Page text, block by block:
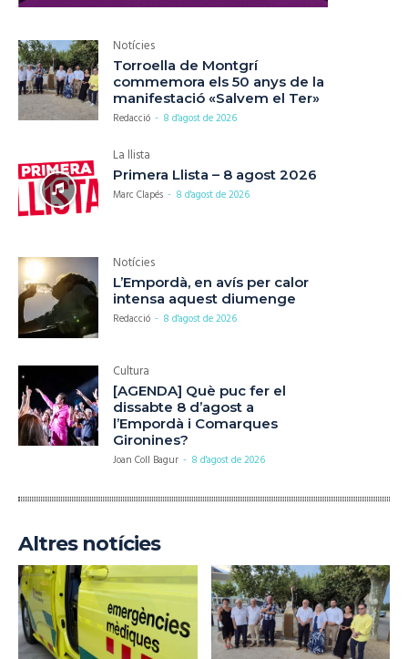
Notícies
Torroella de Montgrí
commemora els 50 anys de la
manifestació «Salvem el Ter»
Redacció - 8 d'agost de 2026
La llista
Primera Llista – 8 agost 2026
Marc Clapés - 8 d'agost de 2026
Notícies
L’Empordà, en avís per calor
intensa aquest diumenge
Redacció - 8 d'agost de 2026
Cultura
[AGENDA] Què puc fer el
dissabte 8 d’agost a
l’Empordà i Comarques
Gironines?
Joan Coll Bagur - 8 d'agost de 2026
Altres notícies